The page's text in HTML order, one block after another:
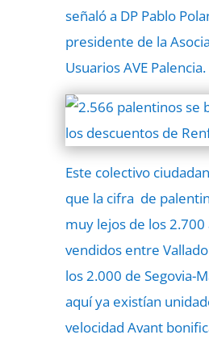
señaló a DP Pablo
presidente de la
Usuarios AVE Palencia.
Este colectivo
que la cifra de
muy lejos de los 2.700
vendidos entre
los 2.000 de Segovia-
aquí ya existían
velocidad Avant